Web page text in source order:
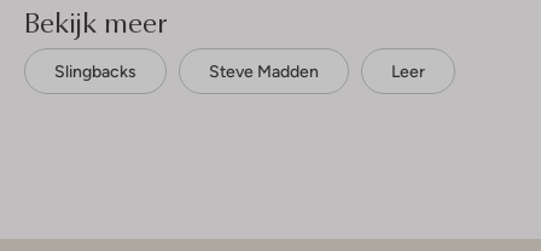
Bekijk meer
Slingbacks Steve Madden Leer